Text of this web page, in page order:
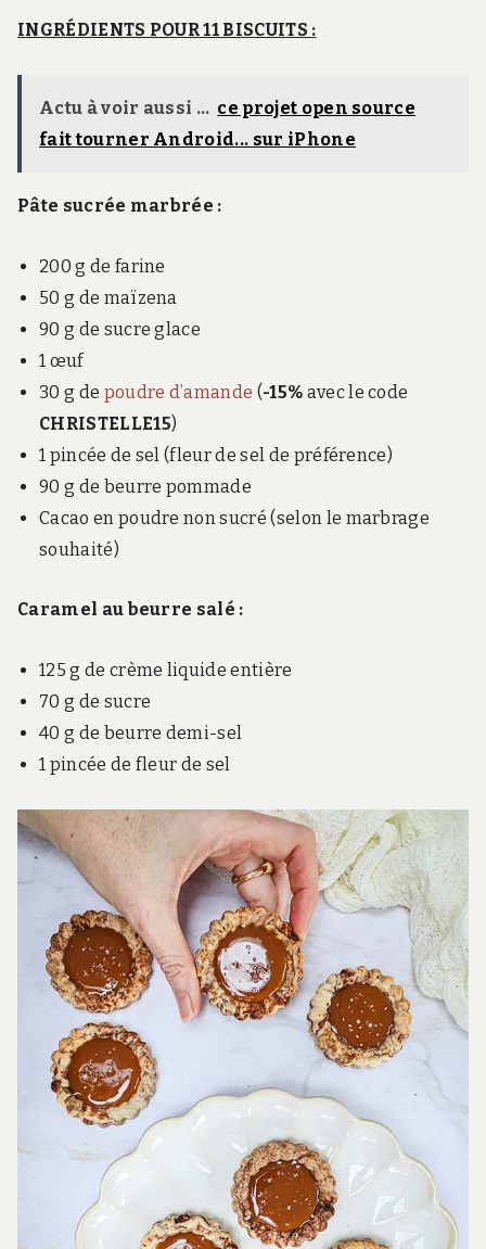
INGRÉDIENTS POUR 11 BISCUITS :
Actu à voir aussi ... ce projet open source
fait tourner Android... sur iPhone
Pâte sucrée marbrée :
200 g de farine
50 g de maïzena
90 g de sucre glace
1 œuf
30 g de poudre d’amande (-15% avec le code
CHRISTELLE15)
1 pincée de sel (fleur de sel de préférence)
90 g de beurre pommade
Cacao en poudre non sucré (selon le marbrage
souhaité)
Caramel au beurre salé :
125 g de crème liquide entière
70 g de sucre
40 g de beurre demi-sel
1 pincée de fleur de sel